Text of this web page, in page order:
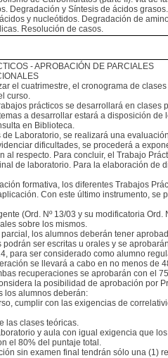
Degradación y Síntesis de ácidos grasos.
y nucleótidos. Degradación de
Resolución de casos.
- APROBACIÓN DE PARCIALES
el cuatrimestre, el cronograma de
curso.
prácticos se desarrollará en clases
a desarrollar estará a disposición
en Biblioteca.
Laboratorio, se realizará una
dificultades, se procederá a
al respecto. Para concluir, el Trabajo
de laboratorio. Para la elaboración
formativa, los diferentes Trabajos
Con este último instrumento,
(Ord. Nº 13/03 y su modificatoria
sobre los mismos.
los alumnos deberán tener
ser escritas u orales y se
para ser considerado como alumno
se llevará a cabo en no menos
recuperaciones se aprobarán con el
la posibilidad de aprobación por
los alumnos deberán:
cumplir con las exigencias de
las clases teóricas.
y aula con igual exigencia que
el 80% del puntaje total.
sin examen final tendrán sólo una (1)